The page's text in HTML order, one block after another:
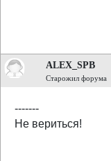
ALEX_SPB
Старожил форума
-------
Не вериться!